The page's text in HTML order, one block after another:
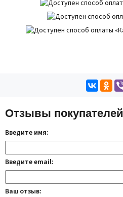
Отзывы покупателей
Введите имя:
Введите email:
Ваш отзыв: